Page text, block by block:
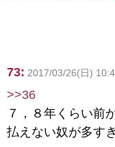
73: 2017/03/26(日)
>>36
７，８年くらい前
払えない奴が多す